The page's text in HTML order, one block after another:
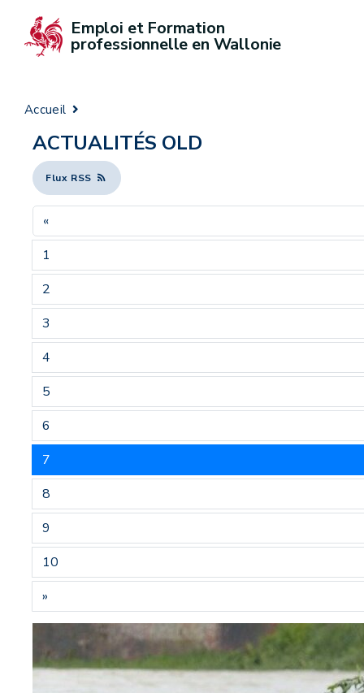
Emploi et Formation
professionnelle en Wallonie
Accueil
ACTUALITÉS OLD
Flux RSS
«
1
2
3
4
5
6
7
8
9
10
»